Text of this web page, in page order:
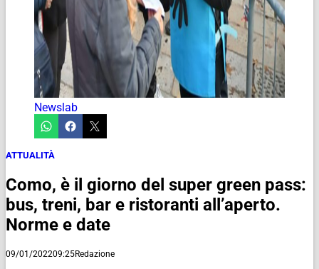
Newslab
ATTUALITÀ
Como, è il giorno del super green pass:
bus, treni, bar e ristoranti all’aperto.
Norme e date
09/01/202209:25Redazione